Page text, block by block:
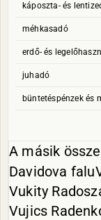
káposzta- és
méhkasadó
erdő- és
juhadó
büntetéspénzek és
A másik
Davidova
Vukity
Vujics